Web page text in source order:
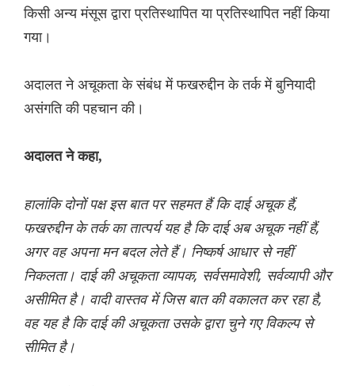
किसी अन्य मंसूस द्वारा प्रतिस्थापित या प्रतिस्थापित नहीं किया
गया।
अदालत ने अचूकता के संबंध में फखरुद्दीन के तर्क में बुनियादी
असंगति की पहचान की।
अदालत ने कहा,
हालांकि दोनों पक्ष इस बात पर सहमत हैं कि दाई अचूक हैं,
फखरुद्दीन के तर्क का तात्पर्य यह है कि दाई अब अचूक नहीं हैं,
अगर वह अपना मन बदल लेते हैं। निष्कर्ष आधार से नहीं
निकलता। दाई की अचूकता व्यापक, सर्वसमावेशी, सर्वव्यापी और
असीमित है। वादी वास्तव में जिस बात की वकालत कर रहा है,
वह यह है कि दाई की अचूकता उसके द्वारा चुने गए विकल्प से
सीमित है।